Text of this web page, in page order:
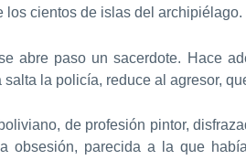
los cientos de islas del archipiélago.
abre paso un sacerdote. Hace
la policía, reduce al agresor,
de profesión pintor,
obsesión, parecida a la que